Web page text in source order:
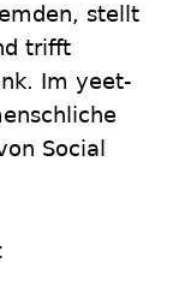
stellt
trifft
Im yeet-
Social